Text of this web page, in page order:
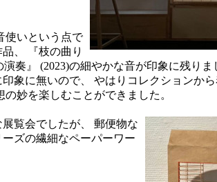
使いという点で
、 『枝の曲り
奏』 (2023)の細やかな音が印象に残り
象に無いので、 やはりコレクションか
妙を楽しむことができました。
覧会でしたが、 郵便物な
ズの繊細なペーパーワー